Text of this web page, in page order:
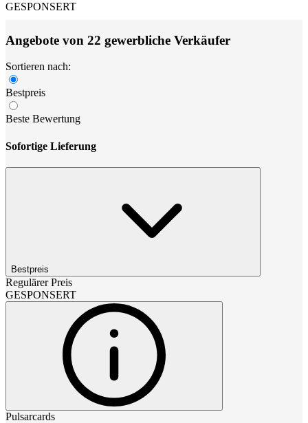
GESPONSERT
Angebote von 22 gewerbliche Verkäufer
Sortieren nach:
Bestpreis
Beste Bewertung
Sofortige Lieferung
Bestpreis
Regulärer Preis
GESPONSERT
Pulsarcards